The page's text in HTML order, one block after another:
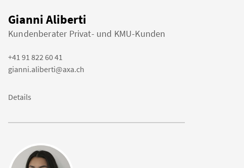
Gianni Aliberti
Kundenberater Privat- und KMU-Kunden
+41 91 822 60 41
gianni.aliberti@axa.ch
Details